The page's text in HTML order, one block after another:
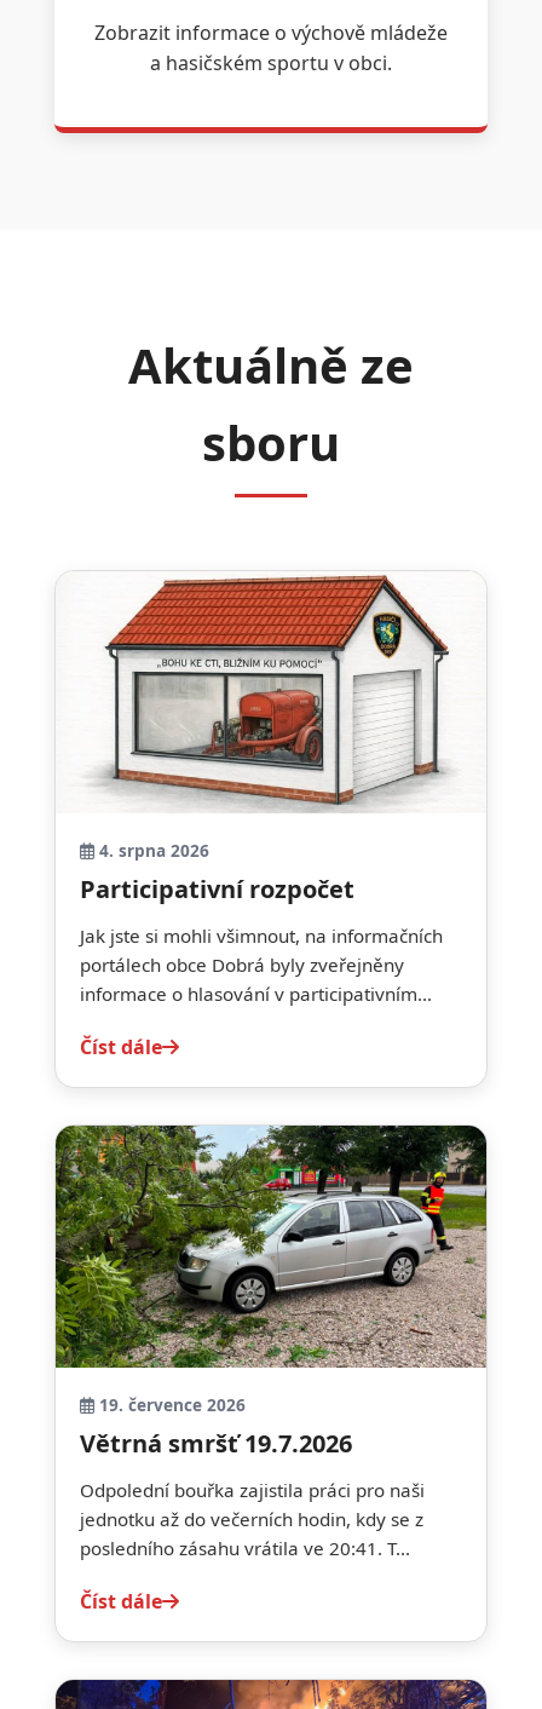
Zobrazit informace o výchově mládeže
a hasičském sportu v obci.
Aktuálně ze
sboru
4. srpna 2026
Participativní rozpočet
Jak jste si mohli všimnout, na informačních
portálech obce Dobrá byly zveřejněny
informace o hlasování v participativním...
Číst dále
19. července 2026
Větrná smršť 19.7.2026
Odpolední bouřka zajistila práci pro naši
jednotku až do večerních hodin, kdy se z
posledního zásahu vrátila ve 20:41. T...
Číst dále